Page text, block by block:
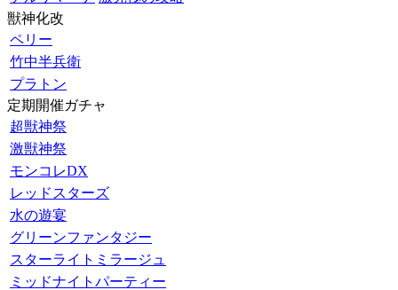
獣神化改
ペリー
竹中半兵衛
プラトン
定期開催ガチャ
超獣神祭
激獣神祭
モンコレDX
レッドスターズ
水の遊宴
グリーンファンタジー
スターライトミラージュ
ミッドナイトパーティー